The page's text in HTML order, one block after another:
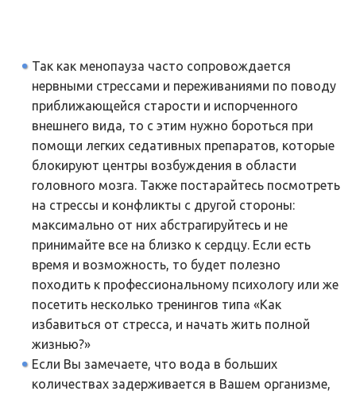
Так как менопауза часто сопровождается
нервными стрессами и переживаниями по поводу
приближающейся старости и испорченного
внешнего вида, то с этим нужно бороться при
помощи легких седативных препаратов, которые
блокируют центры возбуждения в области
головного мозга. Также постарайтесь посмотреть
на стрессы и конфликты с другой стороны:
максимально от них абстрагируйтесь и не
принимайте все на близко к сердцу. Если есть
время и возможность, то будет полезно
походить к профессиональному психологу или же
посетить несколько тренингов типа «Как
избавиться от стресса, и начать жить полной
жизнью?»
Если Вы замечаете, что вода в больших
количествах задерживается в Вашем организме,